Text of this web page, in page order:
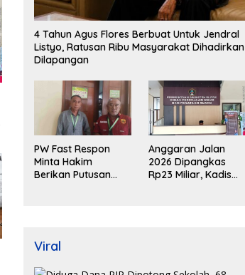
4 Tahun Agus Flores Berbuat Untuk Jendral
Listyo, Ratusan Ribu Masyarakat Dihadirkan
Dilapangan
PW Fast Respon
Minta Hakim
Berikan Putusan
Anggaran Jalan
2026 Dipangkas
Rp23 Miliar, Kadis
Viral